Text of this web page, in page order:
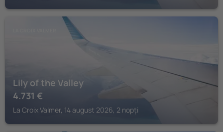
Lily of the Valley
4.731 €
La Croix Valmer, 14 august 2026, 2 nopți